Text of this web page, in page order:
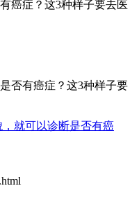
癌症？这3种样子要去医
否有癌症？这3种样子要
就可以诊断是否有癌